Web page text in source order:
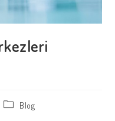
Post
Blog